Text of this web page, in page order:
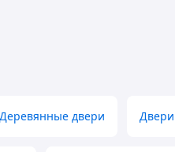
Деревянные двери